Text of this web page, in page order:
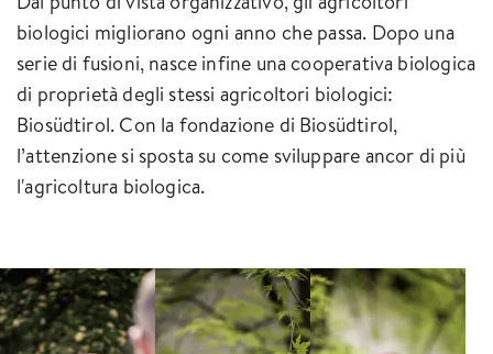
biologici migliorano ogni anno che passa. Dopo una
serie di fusioni, nasce infine una cooperativa biologica
di proprietà degli stessi agricoltori biologici:
Biosüdtirol. Con la fondazione di Biosüdtirol,
l’attenzione si sposta su come sviluppare ancor di più
l'agricoltura biologica.